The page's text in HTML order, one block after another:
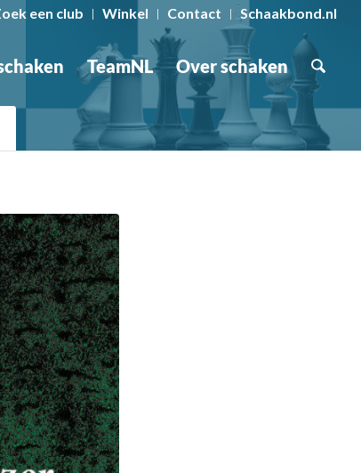
een club Winkel Contact Schaakbond.nl
TeamNL Over schaken